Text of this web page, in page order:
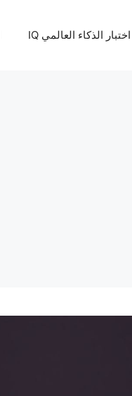
اختبار الذكاء العالمي IQ